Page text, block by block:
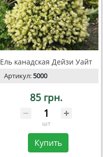
Ель канадская Дейзи Уайт
Артикул:5000
85 грн.
шт
Купить